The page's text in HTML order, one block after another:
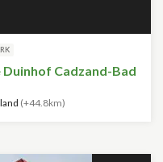
Cadzand-Bad
(+44.8km)